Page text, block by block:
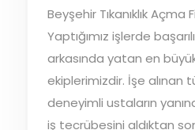
Beyşehir Tıkanıklık Açma
Yaptığımız işlerde
arkasında yatan en
ekiplerimizdir. İşe alınan
deneyimli ustaların
iş tecrübesini aldıktan